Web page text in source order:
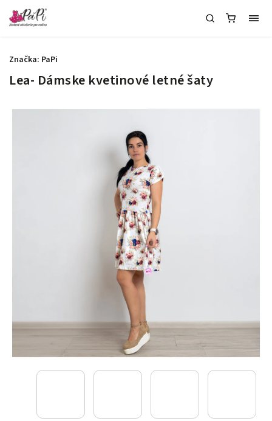
Lea- Dámske kvetinové letné šaty
Značka: PaPi